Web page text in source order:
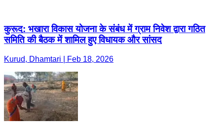
कुरूद: भखारा विकास योजना के संबंध में ग्राम निवेश द्वारा गठित
समिति की बैठक में शामिल हुए विधायक और सांसद
Kurud, Dhamtari | Feb 18, 2026